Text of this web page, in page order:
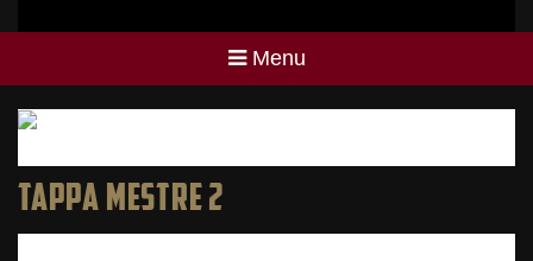
Menu
TAPPA MESTRE 2